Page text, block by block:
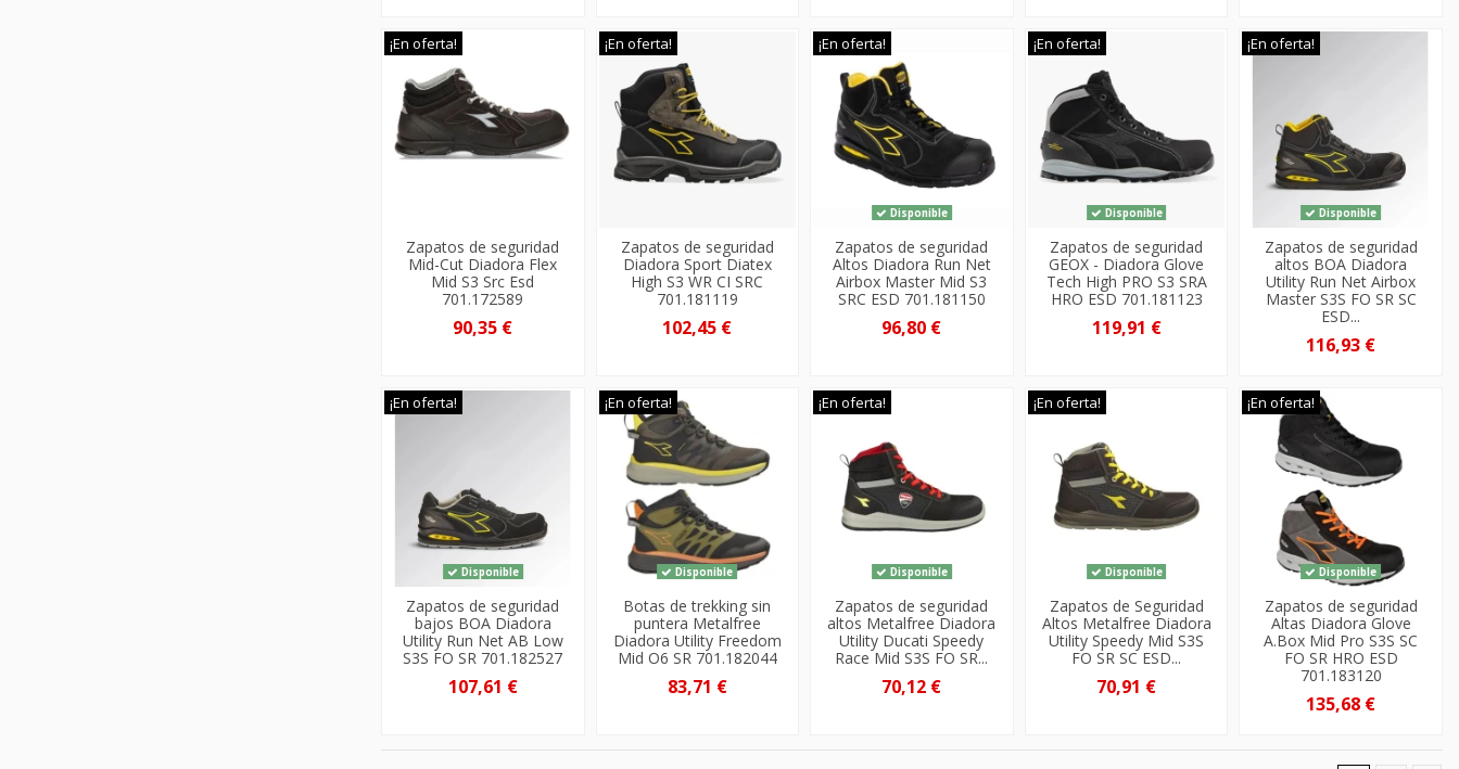
¡En oferta!
Zapatos de seguridad
Mid-Cut Diadora Flex
Mid S3 Src Esd
701.172589
90,35 €
¡En oferta!
Zapatos de seguridad
Diadora Sport Diatex
High S3 WR CI SRC
701.181119
102,45 €
¡En oferta!
Disponible
Zapatos de seguridad
Altos Diadora Run Net
Airbox Master Mid S3
SRC ESD 701.181150
96,80 €
¡En oferta!
Disponible
Zapatos de seguridad
GEOX - Diadora Glove
Tech High PRO S3 SRA
HRO ESD 701.181123
119,91 €
¡En oferta!
Disponible
Zapatos de seguridad
altos BOA Diadora
Utility Run Net Airbox
Master S3S FO SR SC
ESD...
116,93 €
¡En oferta!
Disponible
Zapatos de seguridad
bajos BOA Diadora
Utility Run Net AB Low
S3S FO SR 701.182527
107,61 €
¡En oferta!
Disponible
Botas de trekking sin
puntera Metalfree
Diadora Utility Freedom
Mid O6 SR 701.182044
83,71 €
¡En oferta!
Disponible
Zapatos de seguridad
altos Metalfree Diadora
Utility Ducati Speedy
Race Mid S3S FO SR...
70,12 €
¡En oferta!
Disponible
Zapatos de Seguridad
Altos Metalfree Diadora
Utility Speedy Mid S3S
FO SR SC ESD...
70,91 €
¡En oferta!
Disponible
Zapatos de seguridad
Altas Diadora Glove
A.Box Mid Pro S3S SC
FO SR HRO ESD
701.183120
135,68 €